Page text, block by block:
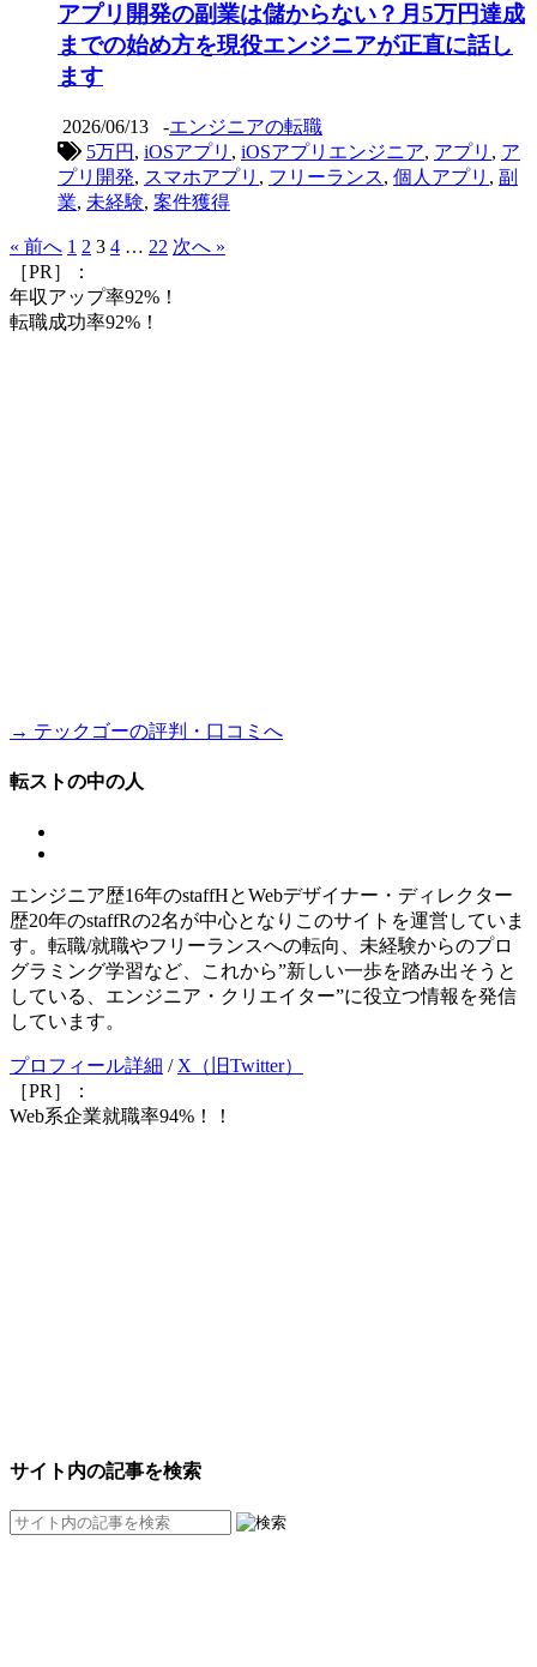
アプリ開発の副業は儲からない？月5万円達成
までの始め方を現役エンジニアが正直に話し
ます
2026/06/13 -エンジニアの転職
5万円 , iOSアプリ , iOSアプリエンジニア, アプリ , ア
プリ開発, スマホアプリ , フリーランス, 個人アプリ , 副
業, 未経験, 案件獲得
« 前へ 1 2 3 4 … 22 次へ »
［PR］：
年収アップ率92%！
転職成功率92%！
→ テックゴーの評判・口コミへ
転ストの中の人
エンジニア歴16年のstaffHとWebデザイナー・ディレクター
歴20年のstaffRの2名が中心となりこのサイトを運営していま
す。転職/就職やフリーランスへの転向、未経験からのプロ
グラミング学習など、これから”新しい一歩を踏み出そうと
している、エンジニア・クリエイター”に役立つ情報を発信
しています。
プロフィール詳細 / X（旧Twitter）
［PR］：
Web系企業就職率94%！！
サイト内の記事を検索